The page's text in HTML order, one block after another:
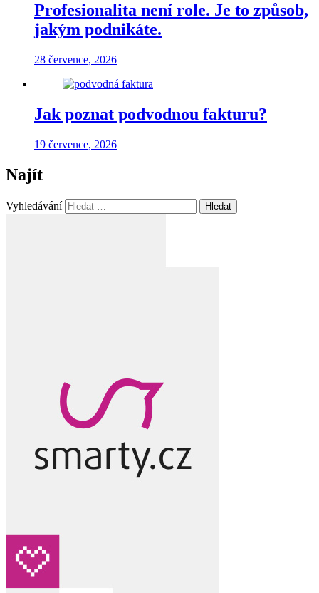
Profesionalita není role. Je to způsob,
jakým podnikáte.
28 července, 2026
Jak poznat podvodnou fakturu?
19 července, 2026
Najít
Vyhledávání